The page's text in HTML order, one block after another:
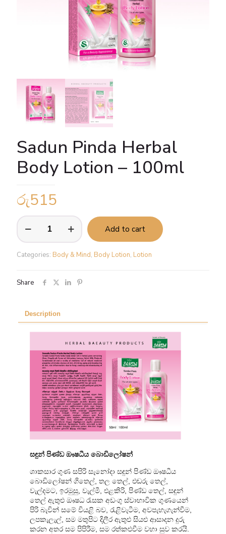
Sadun Pinda Herbal
Body Lotion – 100ml
රු515
Sadun
Pinda
Herbal
Lotion
quantity
Add to cart
Categories: Body & Mind, Body Lotion, Lotion
Share
Description
සඳුන් පිණ්ඩ ඖෂධීය බොඩිලෝෂන්
ශාකසාර ගුණ සපිරි සැනෝදා සඳුන් පිණ්ඩ ඖෂධීය
බොඩිලෝෂන් ගිතෙල්, තල තෙල්, එඬරු තෙල්,
වැල්දමට, ඉරමුසු, වැල්මී, එළකිරි, පිණ්ඩ තෙල්, සඳුන්
තෙල් ඇතුළු ඖෂධ රැසක අඩංගු ස්වාභාවික ගුණයෙන්
පිරි බැවින් සමේ වියළි බව, රැළිවැටීම, අවපැහැගැන්වීම,
ලපකැලැල්, සම මතුපිට දිලීර ඇතුළු සියළු ආසාදන දුරු
කරන අතර සම පිපිරීම, සම රත්කළුවීම වහා සුව කරයි.